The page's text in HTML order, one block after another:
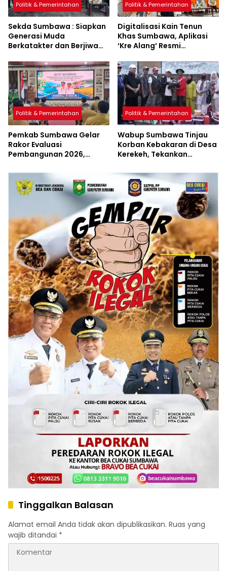
Politik & Pemerintahan
Sekda Sumbawa : Siapkan
Generasi Muda
Berkatakter dan Berjiwa
Politik & Pemerintahan
Digitalisasi Kain Tenun
Khas Sumbawa, Aplikasi
‘Kre Alang’ Resmi
Politik & Pemerintahan
Pemkab Sumbawa Gelar
Rakor Evaluasi
Pembangunan 2026,
Perubahan Resmi
Diluncurkan
Politik & Pemerintahan
Wabup Sumbawa Tinjau
Korban Kebakaran di Desa
Kerekeh, Tekankan
Tinggalkan Balasan
Alamat email Anda tidak akan dipublikasikan. Ruas yang
wajib ditandai *